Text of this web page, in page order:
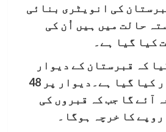
کی انویٹری بنائی
حالت میں ہیں اُن کی
کیا گیا ہے۔
کہ قبرستان کے دیوار
بنانے کا پلان تیار کیا گیا ہے۔دیوار پر 48
آئے گا جب کہ قبروں کی